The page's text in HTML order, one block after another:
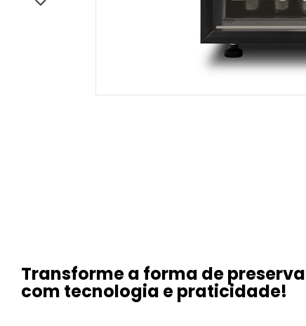
Transforme a forma de
com tecnologia e praticidade!